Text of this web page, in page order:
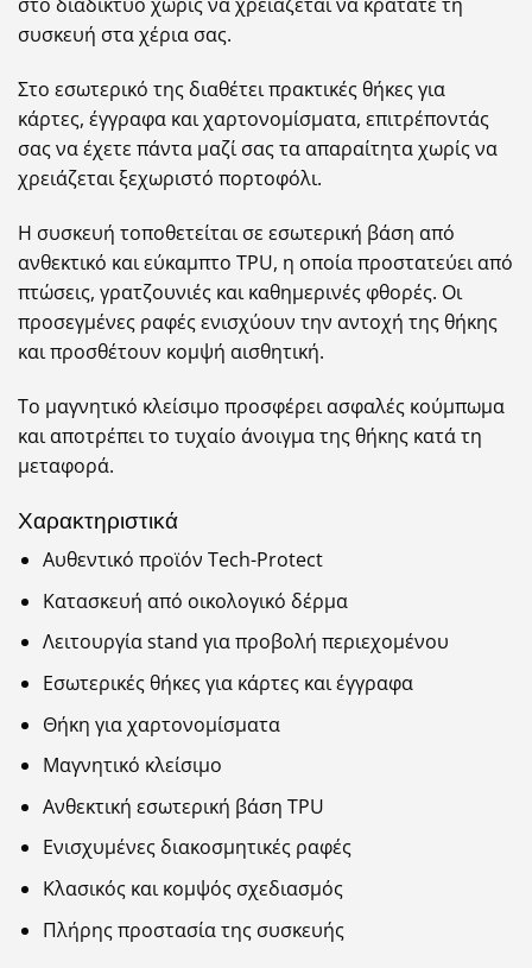
στο διαδίκτυο χωρίς να χρειάζεται να κρατάτε τη
συσκευή στα χέρια σας.
Στο εσωτερικό της διαθέτει πρακτικές θήκες για
κάρτες, έγγραφα και χαρτονομίσματα, επιτρέποντάς
σας να έχετε πάντα μαζί σας τα απαραίτητα χωρίς να
χρειάζεται ξεχωριστό πορτοφόλι.
Η συσκευή τοποθετείται σε εσωτερική βάση από
ανθεκτικό και εύκαμπτο TPU, η οποία προστατεύει από
πτώσεις, γρατζουνιές και καθημερινές φθορές. Οι
προσεγμένες ραφές ενισχύουν την αντοχή της θήκης
και προσθέτουν κομψή αισθητική.
Το μαγνητικό κλείσιμο προσφέρει ασφαλές κούμπωμα
και αποτρέπει το τυχαίο άνοιγμα της θήκης κατά τη
μεταφορά.
Χαρακτηριστικά
Αυθεντικό προϊόν Tech-Protect
Κατασκευή από οικολογικό δέρμα
Λειτουργία stand για προβολή περιεχομένου
Εσωτερικές θήκες για κάρτες και έγγραφα
Θήκη για χαρτονομίσματα
Μαγνητικό κλείσιμο
Ανθεκτική εσωτερική βάση TPU
Ενισχυμένες διακοσμητικές ραφές
Κλασικός και κομψός σχεδιασμός
Πλήρης προστασία της συσκευής